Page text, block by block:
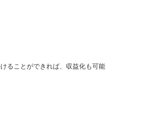
ることができれば、収益化も可能